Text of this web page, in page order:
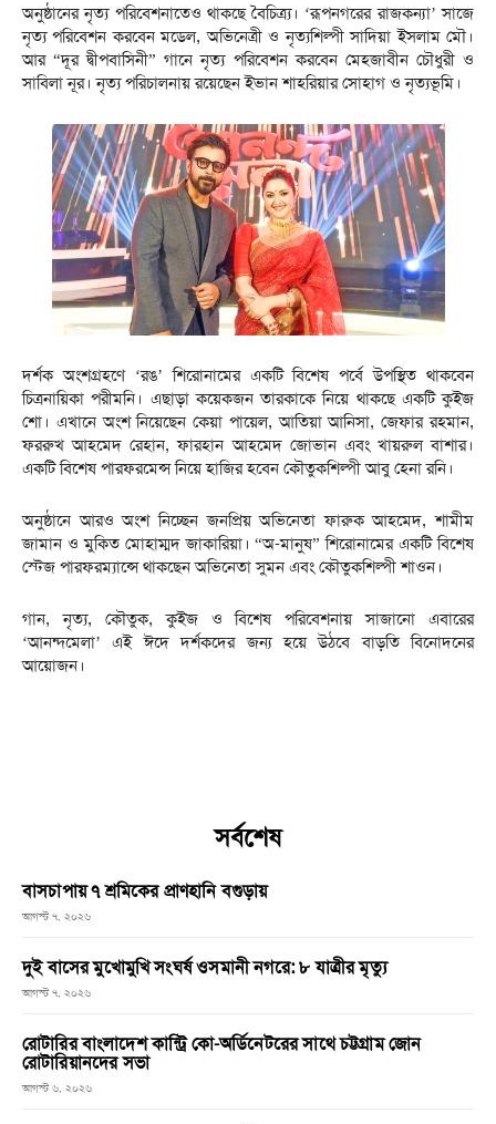
অনুষ্ঠানের নৃত্য পরিবেশনাতেও থাকছে বৈচিত্র্য। ‘রূপনগরের রাজকন্যা’ সাজে
নৃত্য পরিবেশন করবেন মডেল, অভিনেত্রী ও নৃত্যশিল্পী সাদিয়া ইসলাম মৌ।
আর “দূর দ্বীপবাসিনী” গানে নৃত্য পরিবেশন করবেন মেহজাবীন চৌধুরী ও
সাবিলা নূর। নৃত্য পরিচালনায় রয়েছেন ইভান শাহরিয়ার সোহাগ ও নৃত্যভূমি।
দর্শক অংশগ্রহণে ‘রঙ’ শিরোনামের একটি বিশেষ পর্বে উপস্থিত থাকবেন
চিত্রনায়িকা পরীমনি। এছাড়া কয়েকজন তারকাকে নিয়ে থাকছে একটি কুইজ
শো। এখানে অংশ নিয়েছেন কেয়া পায়েল, আতিয়া আনিসা, জেফার রহমান,
ফররুখ আহমেদ রেহান, ফারহান আহমেদ জোভান এবং খায়রুল বাশার।
একটি বিশেষ পারফরমেন্স নিয়ে হাজির হবেন কৌতুকশিল্পী আবু হেনা রনি।
অনুষ্ঠানে আরও অংশ নিচ্ছেন জনপ্রিয় অভিনেতা ফারুক আহমেদ, শামীম
জামান ও মুকিত মোহাম্মদ জাকারিয়া। “অ-মানুষ” শিরোনামের একটি বিশেষ
স্টেজ পারফরম্যান্সে থাকছেন অভিনেতা সুমন এবং কৌতুকশিল্পী শাওন।
গান, নৃত্য, কৌতুক, কুইজ ও বিশেষ পরিবেশনায় সাজানো এবারের
‘আনন্দমেলা’ এই ঈদে দর্শকদের জন্য হয়ে উঠবে বাড়তি বিনোদনের
আয়োজন।
সর্বশেষ
বাসচাপায় ৭ শ্রমিকের প্রাণহানি বগুড়ায়
আগস্ট ৭, ২০২৬
দুই বাসের মুখোমুখি সংঘর্ষ ওসমানী নগরে: ৮ যাত্রীর মৃত্যু
আগস্ট ৭, ২০২৬
রোটারির বাংলাদেশ কান্ট্রি কো-অর্ডিনেটরের সাথে চট্টগ্রাম জোন
রোটারিয়ানদের সভা
আগস্ট ৬, ২০২৬